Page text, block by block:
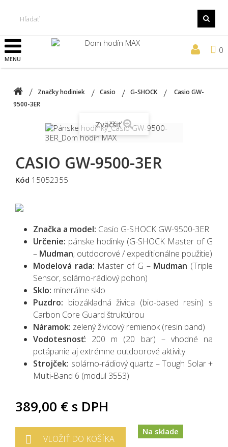
MENU
0
Značky hodiniek Casio G-SHOCK
Casio GW-
9500-3ER
Zväčšiť
CASIO GW-9500-3ER
Kód 15052355
Značka a model: Casio G-SHOCK GW-9500-3ER
Určenie: pánske hodinky (G-SHOCK Master of G
– Mudman; outdoorové / expeditionálne použitie)
Modelová rada: Master of G – Mudman (Triple
Sensor, solárno-rádiový pohon)
Sklo: minerálne sklo
Puzdro: biozákladná živica (bio-based resin) s
Carbon Core Guard štruktúrou
Náramok: zelený živicový remienok (resin band)
Vodotesnosť: 200 m (20 bar) – vhodné na
potápanie aj extrémne outdoorové aktivity
Strojček: solárno-rádiový quartz – Tough Solar +
Multi-Band 6 (modul 3553)
389,00 € s DPH
VLOŽIŤ DO KOŠÍKA
Na sklade